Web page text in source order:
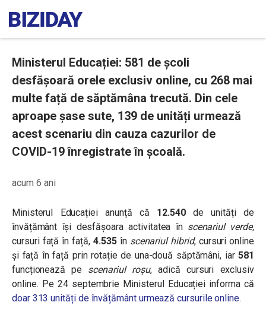
Ministerul Educației: 581 de școli
desfășoară orele exclusiv online, cu 268 mai
multe față de săptămâna trecută. Din cele
aproape șase sute, 139 de unități urmează
acest scenariu din cauza cazurilor de
COVID-19 înregistrate în școală.
acum 6 ani
Ministerul Educației anunță că 12.540de unități de
învățământ își desfășoara activitatea în scenariul verde,
cursuri față în față,4.535în scenariul hibrid, cursuri online
și față în față prin rotație de una-două săptămâni, iar581
funcționează pe scenariul roșu, adică cursuri exclusiv
online. Pe 24 septembrie Ministerul Educației informa că
doar 313 unități de învățământ urmează cursurile online.